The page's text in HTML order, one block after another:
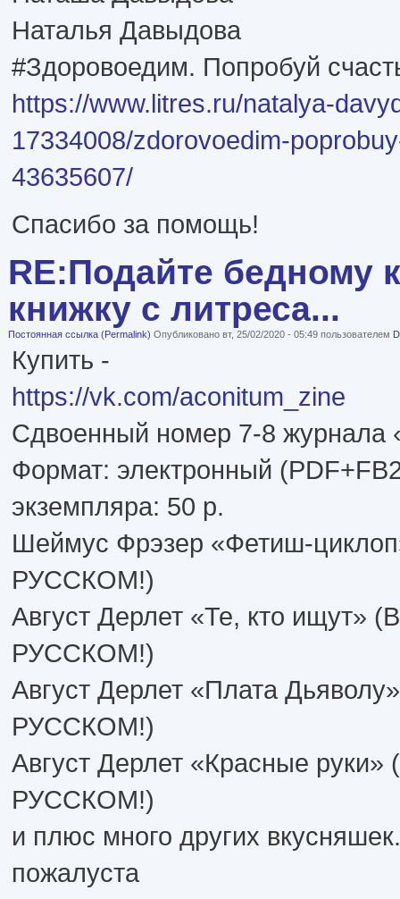
Наталья Давыдова
#Здоровоедим. Попробуй
https://www.litres.ru/natalya-
17334008/zdorovoedim-
43635607/
Спасибо за помощь!
RE:Подайте бедному
книжку с литреса...
Постоянная ссылка (Permalink) Опубликовано вт, 25/02/2020 - 05:49 пользователем
Купить -
https://vk.com/aconitum_zine
Сдвоенный номер 7-8 журнала
Формат: электронный
экземпляра: 50 р.
Шеймус Фрэзер «Фетиш-
РУССКОМ!)
Август Дерлет «Те, кто
РУССКОМ!)
Август Дерлет «Плата
РУССКОМ!)
Август Дерлет «Красные
РУССКОМ!)
и плюс много других
пожалуста